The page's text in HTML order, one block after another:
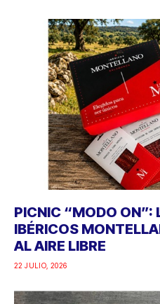
PICNIC “MODO ON”:
IBÉRICOS
AL AIRE LIBRE
22 JULIO, 2026